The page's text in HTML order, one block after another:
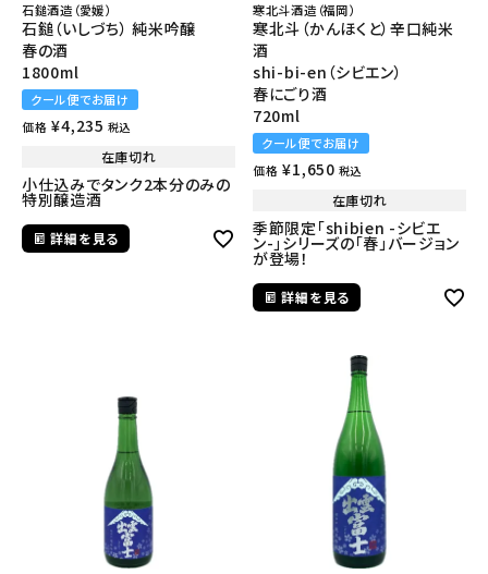
石鎚酒造（愛媛）
石鎚（いしづち） 純米吟醸
春の酒
1800ml
クール便でお届け
価格 ¥4,235 税込
在庫切れ
小仕込みでタンク2本分のみの
特別醸造酒
詳細を見る
寒北斗酒造（福岡）
寒北斗（かんほくと）辛口純米
酒
shi-bi-en（シビエン）
春にごり酒
720ml
クール便でお届け
価格 ¥1,650 税込
在庫切れ
季節限定「shibien -シビエ
ン-」シリーズの「春」バージョン
が登場！
詳細を見る